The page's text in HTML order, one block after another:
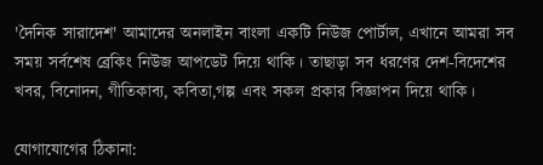
'দৈনিক সারাদেশ' আমাদের অনলাইন বাংলা একটি নিউজ পোর্টাল, এখানে আমরা সব
সময় সর্বশেষ ব্রেকিং নিউজ আপডেট দিয়ে থাকি। তাছাড়া সব ধরণের দেশ-বিদেশের
খবর, বিনোদন, গীতিকাব্য, কবিতা,গল্প এবং সকল প্রকার বিজ্ঞাপন দিয়ে থাকি।
যোগাযোগের ঠিকানা: